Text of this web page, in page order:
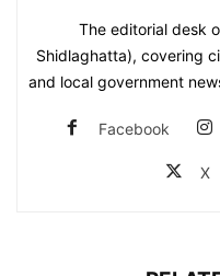
The editorial desk
Shidlaghatta), covering
and local government
Facebook
X